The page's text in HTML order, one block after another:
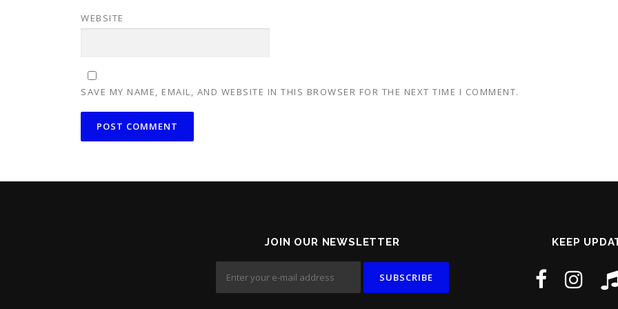
WEBSITE
SAVE MY NAME, EMAIL, AND WEBSITE IN THIS BROWSER FOR THE NEXT TIME I COMMENT.
JOIN OUR NEWSLETTER KEEP